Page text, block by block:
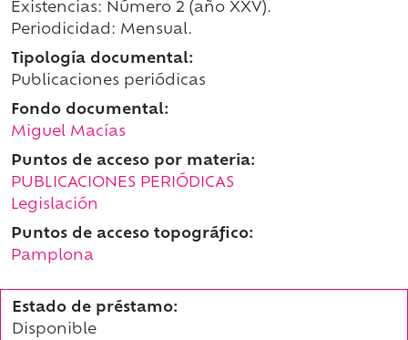
Existencias: Número 2 (año XXV).
Periodicidad: Mensual.
Tipología documental:
Publicaciones periódicas
Fondo documental:
Miguel Macías
Puntos de acceso por materia:
PUBLICACIONES PERIÓDICAS
Legislación
Puntos de acceso topográfico:
Pamplona
Estado de préstamo:
Disponible